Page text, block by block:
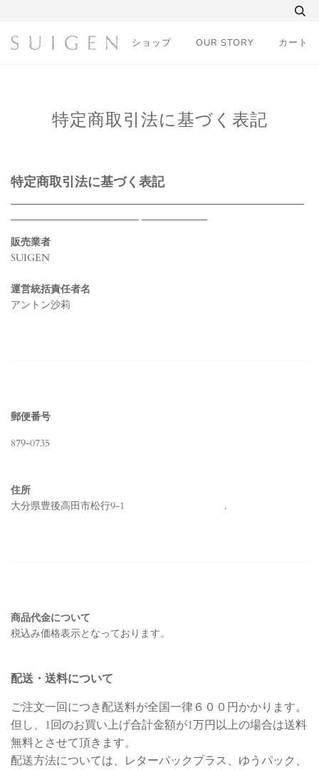
ショップ OUR STORY カート
特定商取引法に基づく表記
特定商取引法に基づく表記
販売業者
SUIGEN
運営統括責任者名
アントン沙莉
郵便番号
879-0735
住所
大分県豊後高田市松行9-1 .
商品代金について
税込み価格表示となっております。
配送・送料について
ご注文一回につき配送料が全国一律６００円かかります。
但し、1回のお買い上げ合計金額が1万円以上の場合は送料
無料とさせて頂きます。
配送方法については、レターパックプラス、ゆうパック、